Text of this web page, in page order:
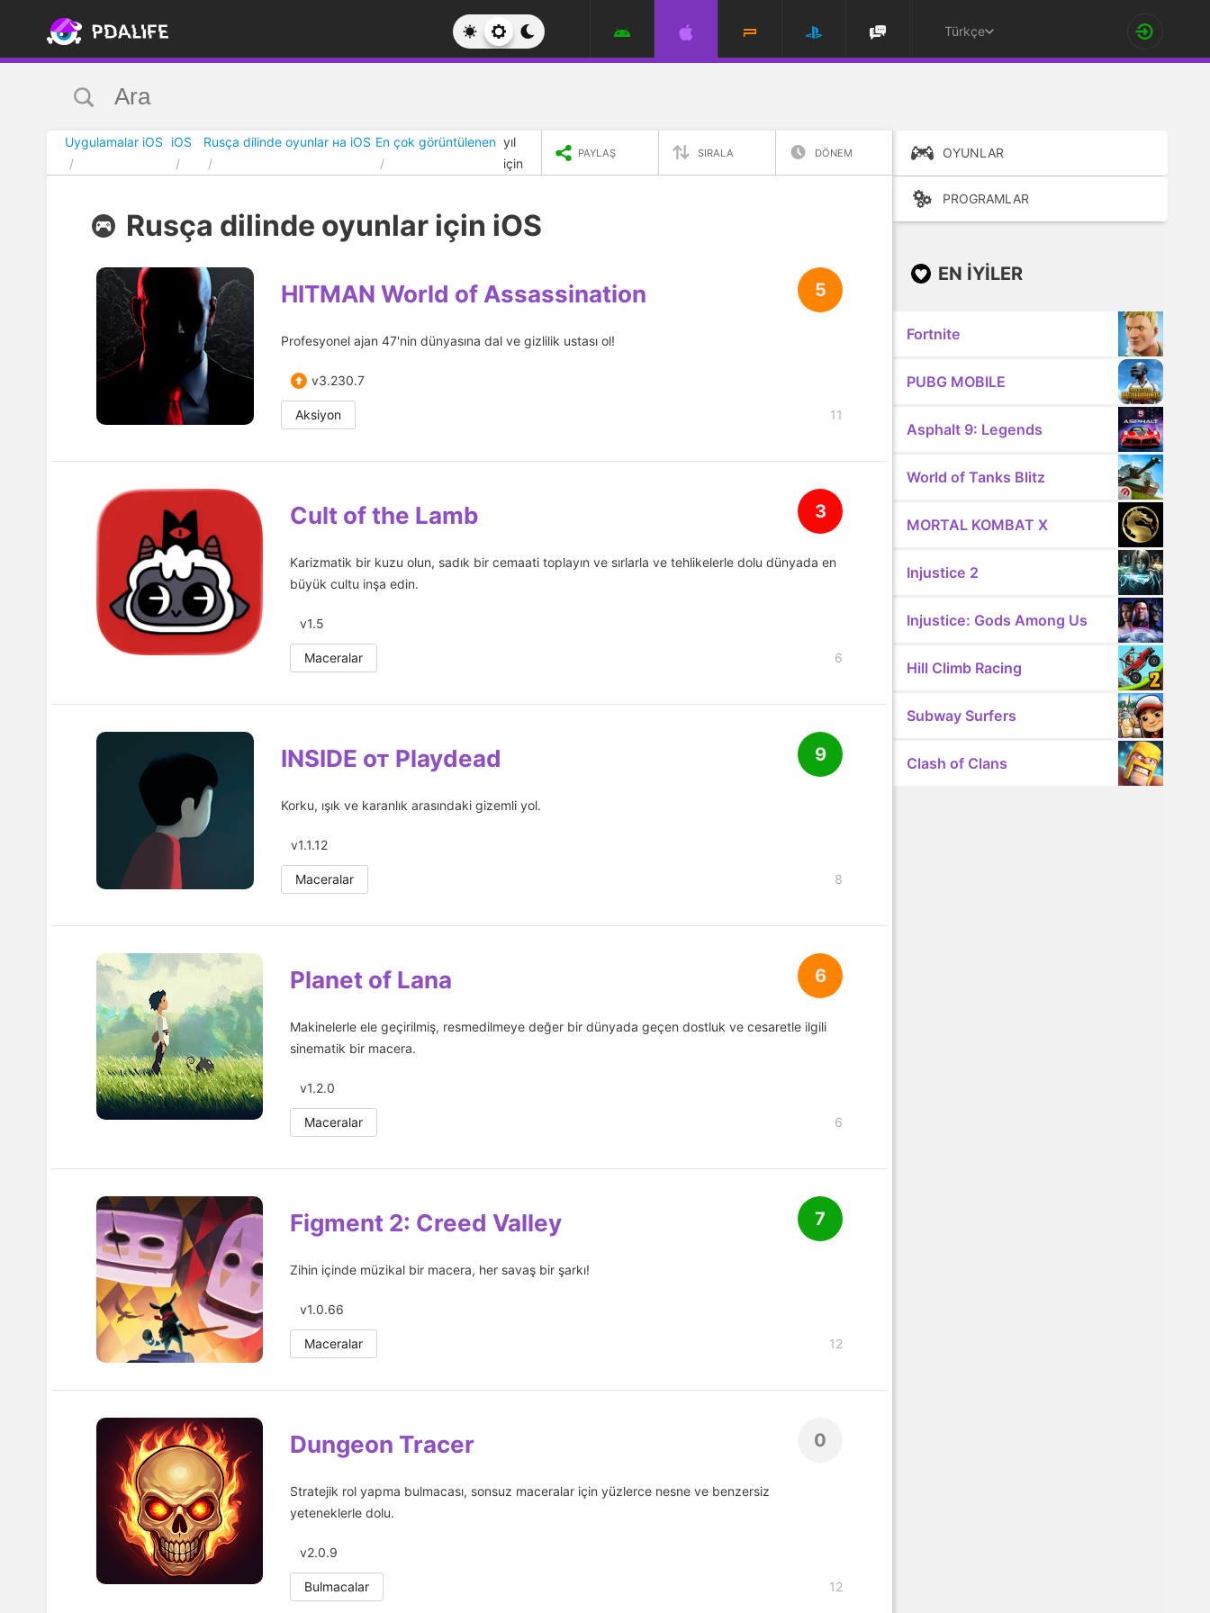
Türkçe
Uygulamalar iOS iOS Rusça dilinde oyunlar на iOS En çok görüntülenen yıl
için
PAYLAŞ SIRALA DÖNEM
Rusça dilinde oyunlar için iOS
5
HITMAN World of Assassination
Profesyonel ajan 47'nin dünyasına dal ve gizlilik ustası ol!
v3.230.7
Aksiyon 11
3
Cult of the Lamb
Karizmatik bir kuzu olun, sadık bir cemaati toplayın ve sırlarla ve tehlikelerle dolu dünyada en
büyük cultu inşa edin.
v1.5
Maceralar 6
9
INSIDE от Playdead
Korku, ışık ve karanlık arasındaki gizemli yol.
v1.1.12
Maceralar 8
6
Planet of Lana
Makinelerle ele geçirilmiş, resmedilmeye değer bir dünyada geçen dostluk ve cesaretle ilgili
sinematik bir macera.
v1.2.0
Maceralar 6
7
Figment 2: Creed Valley
Zihin içinde müzikal bir macera, her savaş bir şarkı!
v1.0.66
Maceralar 12
0
Dungeon Tracer
Stratejik rol yapma bulmacası, sonsuz maceralar için yüzlerce nesne ve benzersiz
yeteneklerle dolu.
v2.0.9
Bulmacalar 12
OYUNLAR
PROGRAMLAR
EN IYILER
Fortnite
PUBG MOBILE
Asphalt 9: Legends
World of Tanks Blitz
MORTAL KOMBAT X
Injustice 2
Injustice: Gods Among Us
Hill Climb Racing
Subway Surfers
Clash of Clans